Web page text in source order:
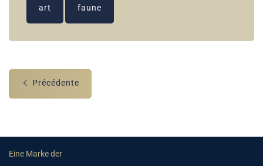
art faune
Précédente
Eine Marke der